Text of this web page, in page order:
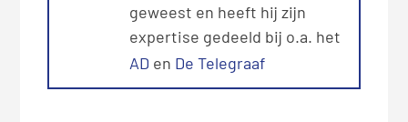
geweest en heeft hij zijn
expertise gedeeld bij o.a. het
AD en De Telegraaf